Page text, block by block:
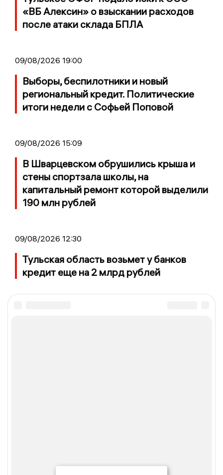
«ВБ Алексин» о взыскании расходов
после атаки склада БПЛА
09/08/2026 19:00
Выборы, беспилотники и новый
региональный кредит. Политические
итоги недели с Софьей Поповой
09/08/2026 15:09
В Шварцевском обрушились крыша и
стены спортзала школы, на
капитальный ремонт которой выделили
190 млн рублей
09/08/2026 12:30
Тульская область возьмет у банков
кредит еще на 2 млрд рублей